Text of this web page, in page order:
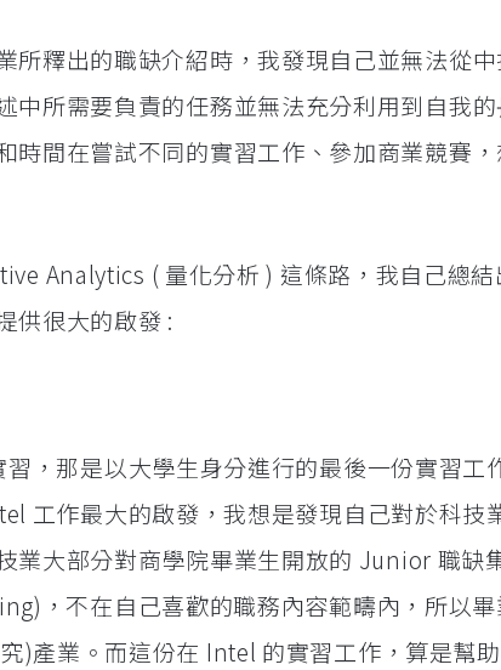
所釋出的職缺介紹時，我發現自己並無法從
中所需要負責的任務並無法充分利用到自我的
時間在嘗試不同的實習工作、參加商業競賽
Analytics ( 量化分析 ) 這條路，我自己總結
供很大的啟發 :
，那是以大學生身分進行的最後一份實習工
工作最大的啟發，我想是發現自己對於科技
業大部分對商學院畢業生開放的 Junior 職缺
，不在自己喜歡的職務內容範疇內，所以畢
)產業。而這份在 Intel 的實習工作，算是幫